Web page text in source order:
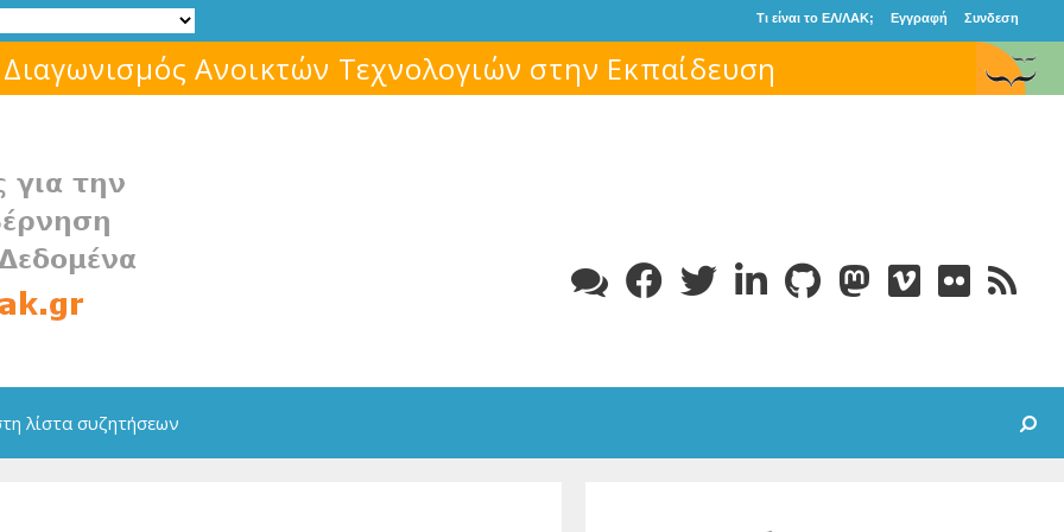
Τι είναι το ΕΛ/ΛΑΚ; Εγγραφή Συνδεση
Ανοικτών Τεχνολογιών στην Εκπαίδευση
λίστα συζητήσεων Search